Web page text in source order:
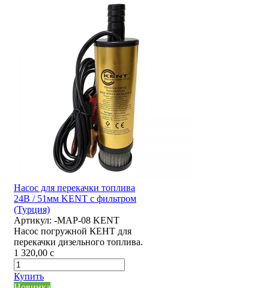
Насос для перекачки топлива
24В / 51мм KENT с фильтром
(Турция)
Артикул: -MAP-08 KENT
Насос погружной КЕНТ для
перекачки дизельного топлива.
1 320,00 c
Купить